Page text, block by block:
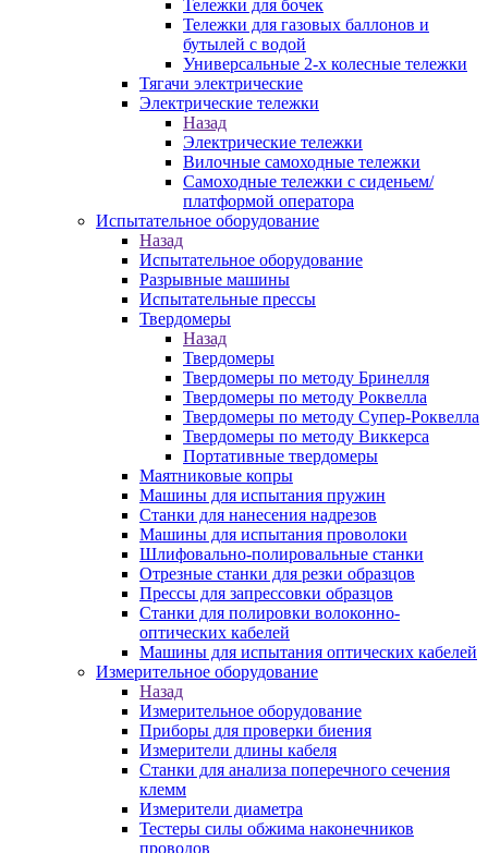
Тележки для бочек
Тележки для газовых баллонов и
бутылей с водой
Универсальные 2-х колесные тележки
Тягачи электрические
Электрические тележки
Назад
Электрические тележки
Вилочные самоходные тележки
Самоходные тележки с сиденьем/
платформой оператора
Испытательное оборудование
Назад
Испытательное оборудование
Разрывные машины
Испытательные прессы
Твердомеры
Назад
Твердомеры
Твердомеры по методу Бринелля
Твердомеры по методу Роквелла
Твердомеры по методу Супер-Роквелла
Твердомеры по методу Виккерса
Портативные твердомеры
Маятниковые копры
Машины для испытания пружин
Станки для нанесения надрезов
Машины для испытания проволоки
Шлифовально-полировальные станки
Отрезные станки для резки образцов
Прессы для запрессовки образцов
Станки для полировки волоконно-
оптических кабелей
Машины для испытания оптических кабелей
Измерительное оборудование
Назад
Измерительное оборудование
Приборы для проверки биения
Измерители длины кабеля
Станки для анализа поперечного сечения
клемм
Измерители диаметра
Тестеры силы обжима наконечников
проводов